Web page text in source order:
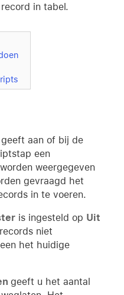
in tabel.
geeft aan of bij de
een
weergegeven
gevraagd het
in te voeren.
is ingesteld op Uit
niet
het huidige
geeft u het aantal